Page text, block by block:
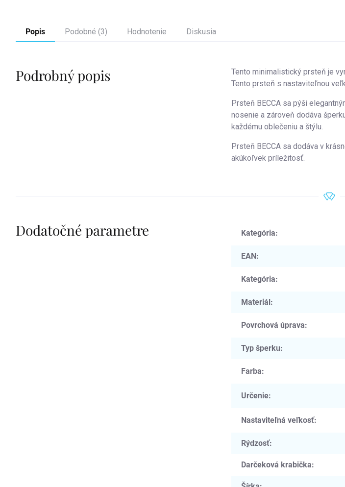
Popis Podobné (3) Hodnotenie Diskusia
Podrobný popis
Tento minimalistický prsteň je
Tento prsteň s nastaviteľnou
Prsteň BECCA sa pýši
nosenie a zároveň dodáva
každému oblečeniu a štýlu.
Prsteň BECCA sa dodáva v
akúkoľvek príležitosť.
Dodatočné parametre Kategória:
EAN:
Kategória:
Materiál:
Povrchová úprava:
Typ šperku:
Farba:
Určenie:
Nastaviteľná veľkosť:
Rýdzosť:
Darčeková krabička: